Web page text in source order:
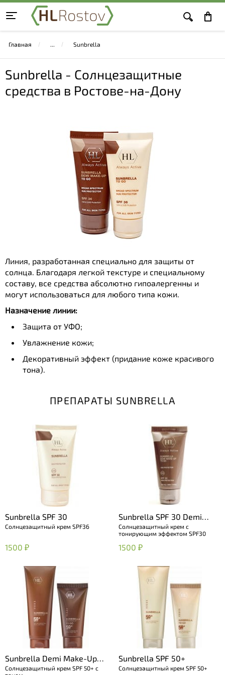
Главная Sunbrella
Sunbrella - Солнцезащитные
средства в Ростове-на-Дону
Линия, разработанная специально для защиты от
солнца. Благодаря легкой текстуре и специальному
составу, все средства абсолютно гипоалергенны и
могут использоваться для любого типа кожи.
Назначение линии:
Защита от УФО;
Увлажнение кожи;
Декоративный эффект (придание коже красивого
тона).
ПРЕПАРАТЫ SUNBRELLA
Sunbrella SPF 30
Солнцезащитный крем SPF36
1500 ₽
Sunbrella SPF 30 Demi
Make-Up
Солнцезащитный крем с
тонирующим эффектом SPF30
1500 ₽
Sunbrella Demi Make-Up
SPF 50+
Солнцезащитный крем SPF 50+ с
Sunbrella SPF 50+
Солнцезащитный крем SPF 50+